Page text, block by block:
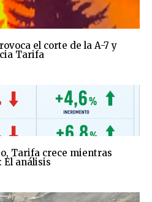
el corte de la A-7 y
Tarifa
Tarifa crece mientras
análisis